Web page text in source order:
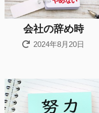
会社の辞め時
2024年8月20日